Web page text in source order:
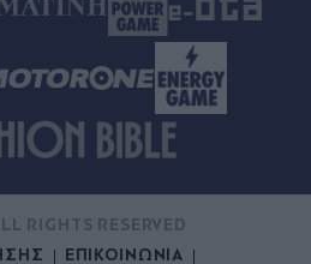
ΕΠΙΚΟΙΝΩΝΙΑ
RIGHTS RESERVED